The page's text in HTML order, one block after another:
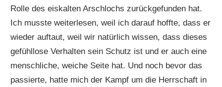
Rolle des eiskalten Arschlochs zurückgefunden hat.
Ich musste weiterlesen, weil ich darauf hoffte, dass er
wieder auftaut, weil wir natürlich wissen, dass dieses
gefühllose Verhalten sein Schutz ist und er auch eine
menschliche, weiche Seite hat. Und noch bevor das
passierte, hatte mich der Kampf um die Herrschaft in